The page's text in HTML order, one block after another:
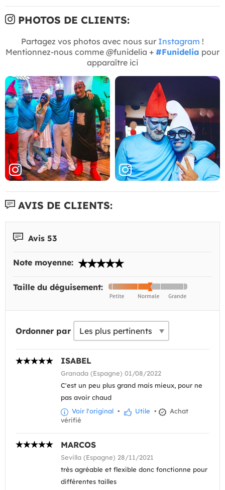
PHOTOS DE CLIENTS:
Partagez vos photos avec nous sur Instagram !
Mentionnez-nous comme @funidelia + #Funidelia pour
apparaître ici
AVIS DE CLIENTS:
Avis 53
Note moyenne:
Taille du déguisement:
Ordonner par
ISABEL
Granada (Espagne) 01/08/2022
C'est un peu plus grand mais mieux, pour ne
pas avoir chaud
Voir l'original • Utile •
Achat
vérifié
MARCOS
Sevilla (Espagne) 28/11/2021
très agréable et flexible donc fonctionne pour
différentes tailles